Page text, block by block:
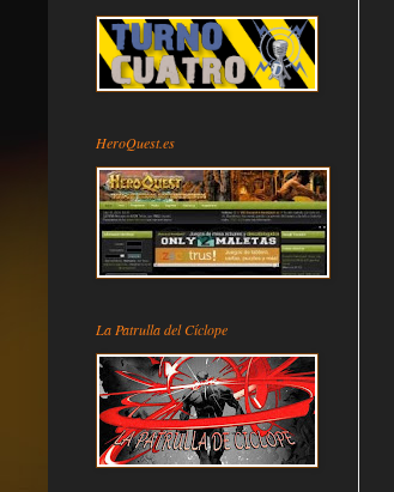
HeroQuest.es
La Patrulla del Cíclope